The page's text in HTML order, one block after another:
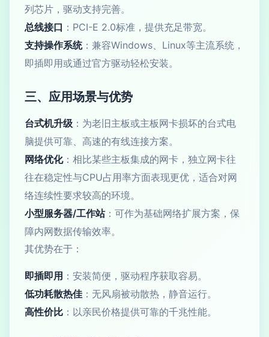
列芯片，驱动支持完善。
总线接口 ：PCI-E 2.0标准，提供充足带宽。
支持操作系统：兼容Windows、Linux等主流系统，
即插即用或通过官方驱动轻松安装。
三、应用场景与优势
台式机升级 ：为老旧主板或主板网卡损坏的台式电
脑提供可靠、高速的有线连接方案。
网络优化：相比某些主板集成的网卡，独立网卡往
往在稳定性与CPU占用率方面表现更优，适合对网
络连续性要求较高的环境。
小型服务器/工作站：可作为基础网络扩展方案，保
障内网数据传输效率。
其优势在于：
即插即用 ：安装简便，驱动程序获取容易。
低功耗散热佳 ：无风扇被动散热，静音运行。
高性价比 ：以亲民价格提供可靠的千兆性能。